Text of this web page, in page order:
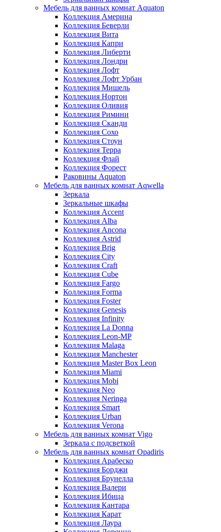
Мебель для ванных комнат Aquaton
Коллекция Америна
Коллекция Беверли
Коллекция Вита
Коллекция Капри
Коллекция Либерти
Коллекция Лондри
Коллекция Лофт
Коллекция Лофт Урбан
Коллекция Мишель
Коллекция Нортон
Коллекция Оливия
Коллекция Римини
Коллекция Сканди
Коллекция Сохо
Коллекция Стоун
Коллекция Терра
Коллекция Флай
Коллекция Форест
Раковины Aquaton
Мебель для ванных комнат Aqwella
Зеркала
Зеркальные шкафы
Коллекция Accent
Коллекция Alba
Коллекция Ancona
Коллекция Astrid
Коллекция Brig
Коллекция City
Коллекция Craft
Коллекция Cube
Коллекция Fargo
Коллекция Forma
Коллекция Foster
Коллекция Genesis
Коллекция Infinity
Коллекция La Donna
Коллекция Leon-MP
Коллекция Malaga
Коллекция Manchester
Коллекция Master Box Leon
Коллекция Miami
Коллекция Mobi
Коллекция Neo
Коллекция Neringa
Коллекция Smart
Коллекция Urban
Коллекция Verona
Мебель для ванных комнат Vigo
Зеркала с подсветкой
Мебель для ванных комнат Opadiris
Коллекция Арабеско
Коллекция Борджи
Коллекция Брунелла
Коллекция Валери
Коллекция Ибица
Коллекция Кантара
Коллекция Карат
Коллекция Лаура